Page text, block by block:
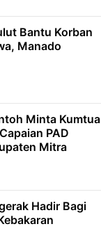
Bantu Korban
Manado
Minta Kumtua
PAD
Mitra
Hadir Bagi